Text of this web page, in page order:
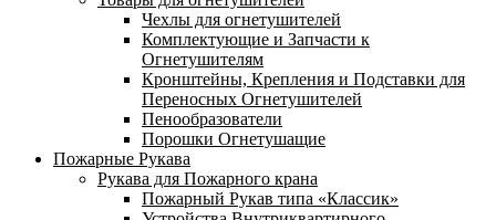
Чехлы для огнетушителей
Комплектующие и Запчасти к
Огнетушителям
Кронштейны, Крепления и Подставки для
Переносных Огнетушителей
Пенообразователи
Порошки Огнетушащие
Пожарные Рукава
Рукава для Пожарного крана
Пожарный Рукав типа «Классик»